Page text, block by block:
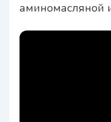
аминомасляной